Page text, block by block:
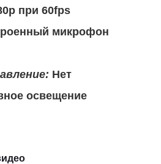
при 60fps
микрофон
Нет
освещение